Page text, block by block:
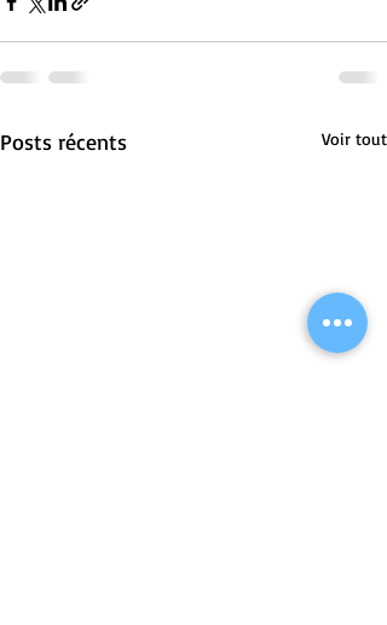
Posts récents Voir tout